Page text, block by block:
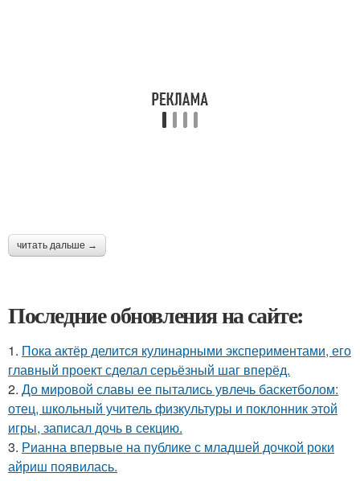
читать дальше →
Последние обновления на сайте:
1. Пока актёр делится кулинарными экспериментами, его
главный проект сделал серьёзный шаг вперёд.
2. До мировой славы ее пытались увлечь баскетболом:
отец, школьный учитель физкультуры и поклонник этой
игры, записал дочь в секцию.
3. Рианна впервые на публике с младшей дочкой роки
айриш появилась.